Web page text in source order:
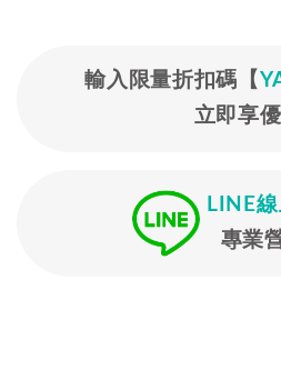
輸入限量折扣碼【
立即享
LINE
專業